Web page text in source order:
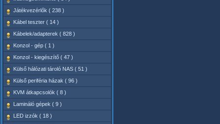
Játékvezérlők ( 238 )
Kábel teszter ( 14 )
Kábelek/adapterek ( 828 )
Konzol - gép ( 1 )
Konzol - kiegészítő ( 47 )
Külső hálózati tároló NAS ( 51 )
Külső periféria házak ( 96 )
KVM átkapcsolók ( 8 )
Lamináló gépek ( 9 )
LED izzók ( 18 )